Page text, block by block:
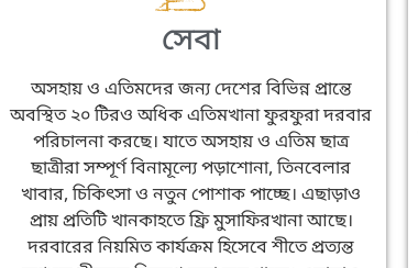
সেবা
অসহায় ও এতিমদের জন্য দেশের বিভিন্ন প্রান্তে
অবস্থিত ২০ টিরও অধিক এতিমখানা ফুরফুরা দরবার
পরিচালনা করছে। যাতে অসহায় ও এতিম ছাত্র
ছাত্রীরা সম্পূর্ণ বিনামূল্যে পড়াশোনা, তিনবেলার
খাবার, চিকিৎসা ও নতুন পোশাক পাচ্ছে। এছাড়াও
প্রায় প্রতিটি খানকাহতে ফ্রি মুসাফিরখানা আছে।
দরবারের নিয়মিত কার্যক্রম হিসেবে শীতে প্রত্যন্ত